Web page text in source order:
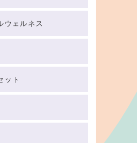
ウェルネス
ット